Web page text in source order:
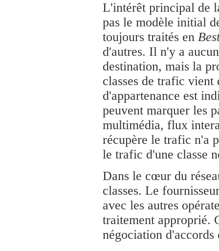
L'intérêt principal de
pas le modèle initial
toujours traités en
d'autres. Il n'y a
destination, mais la
classes de trafic
d'appartenance est
peuvent marquer les
multimédia, flux
récupère le trafic n'a
le trafic d'une classe
Dans le cœur du
classes. Le
avec les autres
traitement approprié.
négociation d'accords